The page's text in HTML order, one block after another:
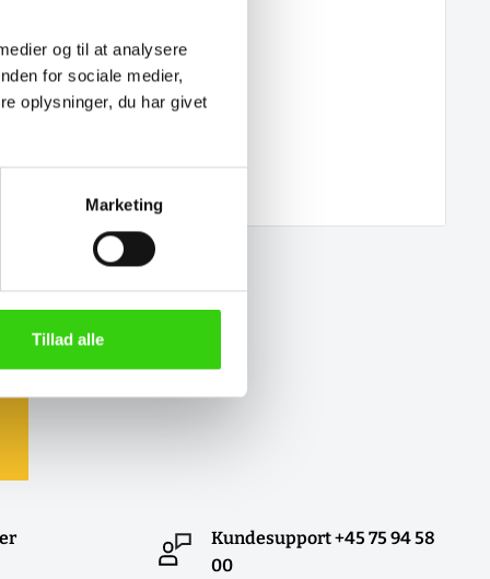
og til at analysere
for sociale medier,
oplysninger, du har givet
Marketing
Tillad alle
Kundesupport +45 75 94 58
00